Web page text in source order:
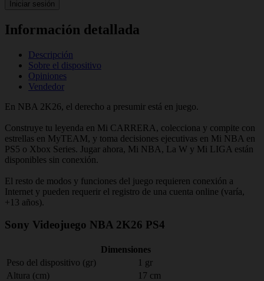
Iniciar sesión
Información detallada
Descripción
Sobre el dispositivo
Opiniones
Vendedor
En NBA 2K26, el derecho a presumir está en juego.
Construye tu leyenda en Mi CARRERA, colecciona y compite con
estrellas en MyTEAM, y toma decisiones ejecutivas en Mi NBA en
PS5 o Xbox Series. Jugar ahora, Mi NBA, La W y Mi LIGA están
disponibles sin conexión.
El resto de modos y funciones del juego requieren conexión a
Internet y pueden requerir el registro de una cuenta online (varía,
+13 años).
Sony Videojuego NBA 2K26 PS4
Dimensiones
Peso del dispositivo (gr)
1 gr
Altura (cm)
17 cm